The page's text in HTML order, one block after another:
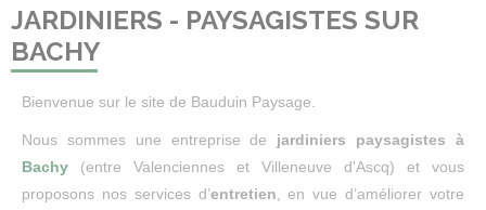
JARDINIERS - PAYSAGISTES SUR
BACHY
Bienvenue sur le site de Bauduin Paysage.
Nous sommes une entreprise de jardiniers paysagistes à
Bachy (entre Valenciennes et Villeneuve d'Ascq) et vous
proposons nos services d’entretien , en vue d’améliorer votre